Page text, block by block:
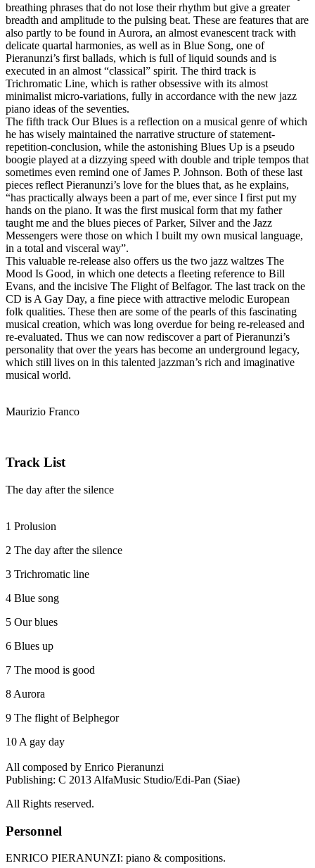
breathing phrases that do not lose their rhythm but give a greater
breadth and amplitude to the pulsing beat. These are features that are
also partly to be found in Aurora, an almost evanescent track with
delicate quartal harmonies, as well as in Blue Song, one of
Pieranunzi’s first ballads, which is full of liquid sounds and is
executed in an almost “classical” spirit. The third track is
Trichromatic Line, which is rather obsessive with its almost
minimalist micro-variations, fully in accordance with the new jazz
piano ideas of the seventies.
The fifth track Our Blues is a reflection on a musical genre of which
he has wisely maintained the narrative structure of statement-
repetition-conclusion, while the astonishing Blues Up is a pseudo
boogie played at a dizzying speed with double and triple tempos that
sometimes even remind one of James P. Johnson. Both of these last
pieces reflect Pieranunzi’s love for the blues that, as he explains,
“has practically always been a part of me, ever since I first put my
hands on the piano. It was the first musical form that my father
taught me and the blues pieces of Parker, Silver and the Jazz
Messengers were those on which I built my own musical language,
in a total and visceral way”.
This valuable re-release also offers us the two jazz waltzes The
Mood Is Good, in which one detects a fleeting reference to Bill
Evans, and the incisive The Flight of Belfagor. The last track on the
CD is A Gay Day, a fine piece with attractive melodic European
folk qualities. These then are some of the pearls of this fascinating
musical creation, which was long overdue for being re-released and
re-evaluated. Thus we can now rediscover a part of Pieranunzi’s
personality that over the years has become an underground legacy,
which still lives on in this talented jazzman’s rich and imaginative
musical world.
Maurizio Franco
Track List
The day after the silence
1 Prolusion
2 The day after the silence
3 Trichromatic line
4 Blue song
5 Our blues
6 Blues up
7 The mood is good
8 Aurora
9 The flight of Belphegor
10 A gay day
All composed by Enrico Pieranunzi
Publishing: C 2013 AlfaMusic Studio/Edi-Pan (Siae)
All Rights reserved.
Personnel
ENRICO PIERANUNZI: piano & compositions.